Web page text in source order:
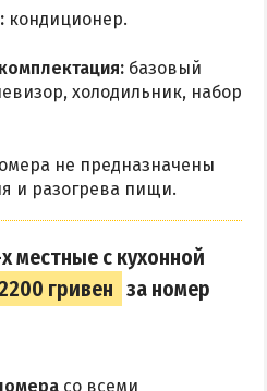
ЖИЛЬЯ
кондиционер.
базовый
холодильник, набор
не предназначены
и разогрева пищи.
местные с кухонной
гривен за номер
со всеми